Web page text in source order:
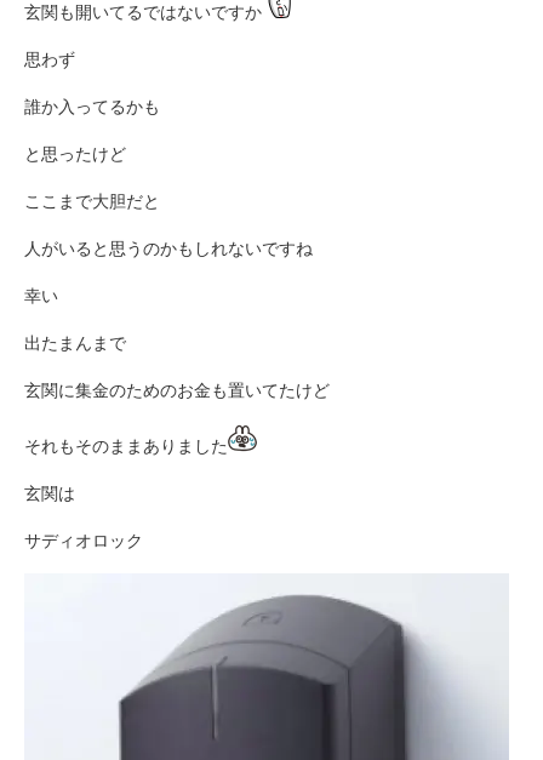
玄関も開いてるではないですか
思わず
誰か入ってるかも
と思ったけど
ここまで大胆だと
人がいると思うのかもしれないですね
幸い
出たまんまで
玄関に集金のためのお金も置いてたけど
それもそのままありました
玄関は
サディオロック